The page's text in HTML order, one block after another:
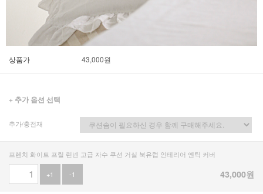
상품가 43,000원
+ 추가 옵션 선택
추가/충전재
프렌치 화이트 프릴 린넨 고급 자수 쿠션 거실 북유럽 인테리어 엔틱 커버
+1 -1 43,000원